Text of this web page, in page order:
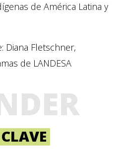
de América Latina y
Diana Fletschner,
de LANDESA